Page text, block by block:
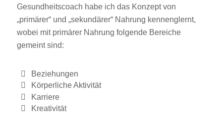
Gesundheitscoach habe ich das Konzept von
„primärer“ und „sekundärer“ Nahrung kennenglernt,
wobei mit primärer Nahrung folgende Bereiche
gemeint sind:
Beziehungen
Körperliche Aktivität
Karriere
Kreativität